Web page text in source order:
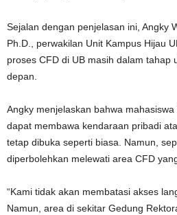
Sejalan dengan penjelasan ini, Angky
Ph.D., perwakilan Unit Kampus Hijau
proses CFD di UB masih dalam tahap
depan.
Angky menjelaskan bahwa
dapat membawa kendaraan pribadi
tetap dibuka seperti biasa. Namun,
diperbolehkan melewati area CFD
“Kami tidak akan membatasi akses
Namun, area di sekitar Gedung